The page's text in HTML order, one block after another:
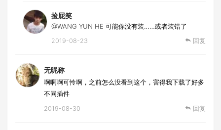
捡屁笑
@WANG YUN HE 可能你没有装……或者装错了
2019-08-23 回复
无昵称
啊啊啊可怜啊，之前怎么没看到这个，害得我下载了好多
不同插件
2019-08-30 回复